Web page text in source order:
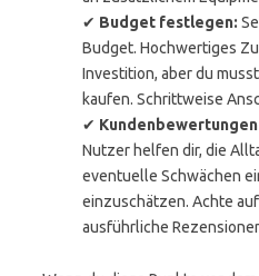
✔ Budget festlegen:
Budget. Hochwertiges
Investition, aber du
kaufen. Schrittweise
✔
Nutzer helfen dir, die
eventuelle Schwächen
einzuschätzen. Achte
ausführliche